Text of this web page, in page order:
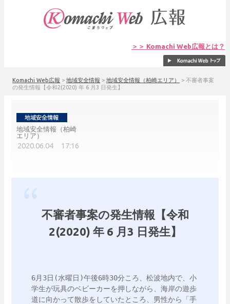
＞＞ Komachi Web広報とは？
Komachi Web広報 > 地域安全情報 > 地域安全情報（柏崎エリア） > 不審者事案
の発生情報【令和2(2020) 年 6 月3 日発生】
地域安全情報（柏崎
エリア）
2020.06.04 17:16
不審者事案の発生情報【令和
2(2020) 年 6 月3 日発生】
6月3日(水曜日)午後6時30分ころ、松波地内で、小
学生が玩具のベビーカーを押しながら、海岸の遊歩
道に向かって散歩をしていたところ、男性から「手